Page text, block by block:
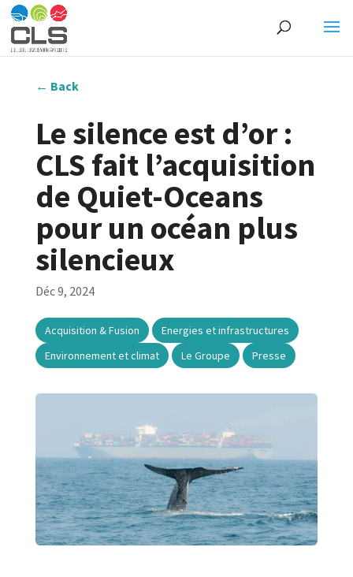
← Back
Le silence est d’or :
CLS fait l’acquisition
de Quiet-Oceans
pour un océan plus
silencieux
Déc 9, 2024
Acquisition & Fusion , Energies et infrastructures ,
Environnement et climat , Le Groupe , Presse